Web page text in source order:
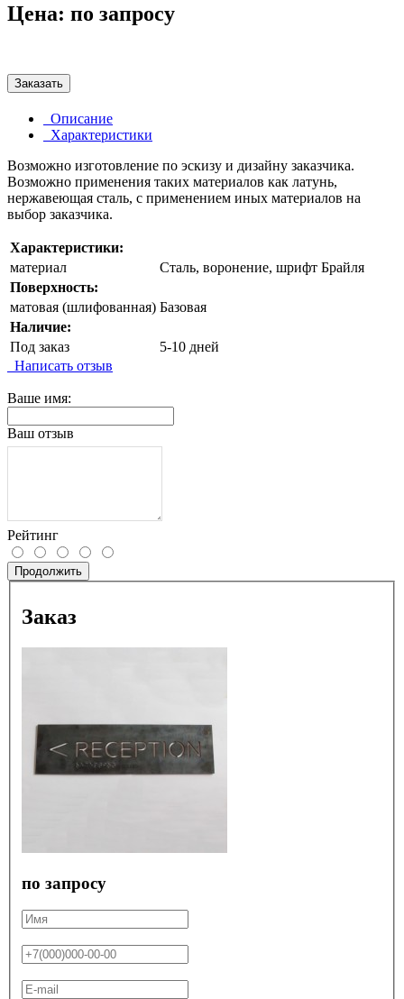
Цена: по запросу
Заказать
Описание
Характеристики
Возможно изготовление по эскизу и дизайну заказчика.
Возможно применения таких материалов как латунь,
нержавеющая сталь, с применением иных материалов на
выбор заказчика.
Характеристики:
материал
Сталь, воронение, шрифт Брайля
Поверхность:
матовая (шлифованная) Базовая
Наличие:
Под заказ
5-10 дней
Написать отзыв
Ваше имя:
Ваш отзыв
Рейтинг
Продолжить
Заказ
по запросу